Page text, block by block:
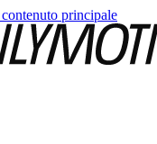
contenuto principale